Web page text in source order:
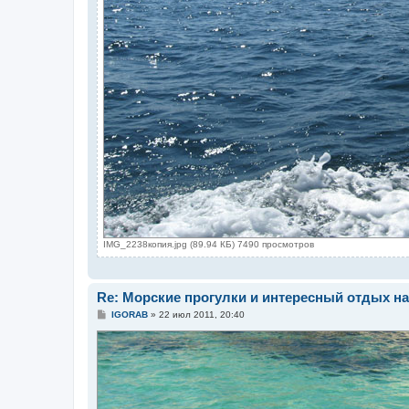
IMG_2238копия.jpg (89.94 КБ) 7490 просмотров
Re: Морские прогулки и интересный отдых
С
о
б
щ
е
н
и
е
IGORAB» 22 июл 2011, 20:40